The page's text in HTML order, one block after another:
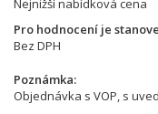
Nejnižší nabídková cena
Pro hodnocení je
Bez DPH
Poznámka
Objednávka s VOP, s